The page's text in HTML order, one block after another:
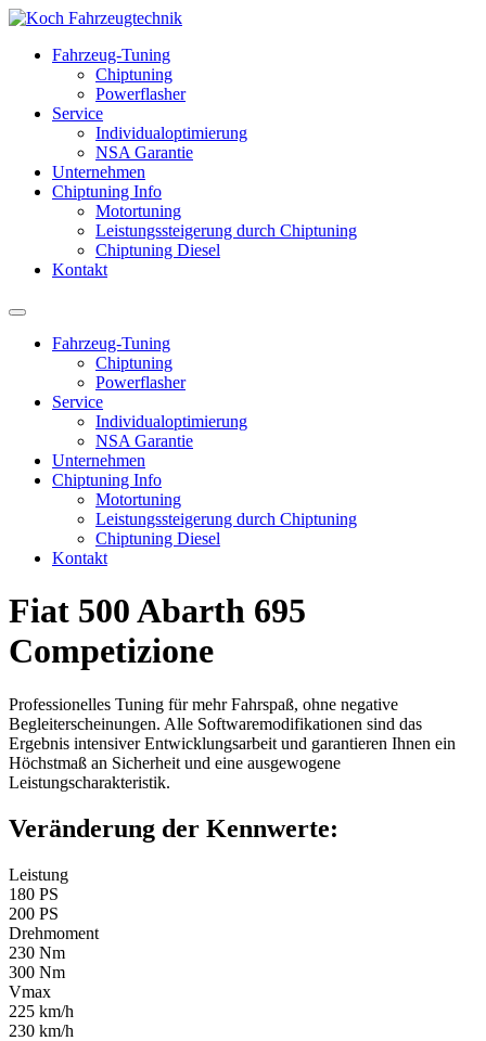
Fahrzeug-Tuning
Chiptuning
Powerflasher
Service
Individualoptimierung
NSA Garantie
Unternehmen
Chiptuning Info
Motortuning
Leistungssteigerung durch Chiptuning
Chiptuning Diesel
Kontakt
Fahrzeug-Tuning
Chiptuning
Powerflasher
Service
Individualoptimierung
NSA Garantie
Unternehmen
Chiptuning Info
Motortuning
Leistungssteigerung durch Chiptuning
Chiptuning Diesel
Kontakt
Fiat 500 Abarth 695
Competizione
Professionelles Tuning für mehr Fahrspaß, ohne negative
Begleiterscheinungen. Alle Softwaremodifikationen sind das
Ergebnis intensiver Entwicklungsarbeit und garantieren Ihnen ein
Höchstmaß an Sicherheit und eine ausgewogene
Leistungscharakteristik.
Veränderung der Kennwerte:
Leistung
180 PS
200 PS
Drehmoment
230 Nm
300 Nm
Vmax
225 km/h
230 km/h